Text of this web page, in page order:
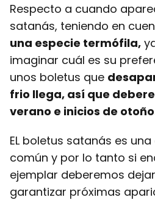
Respecto a cuando
satanás, teniendo en
una especie termófila,
imaginar cuál es su
unos boletus que
frio llega, así que
verano e inicios de
EL boletus satanás es
común y por lo tanto si
ejemplar deberemos
garantizar próximas